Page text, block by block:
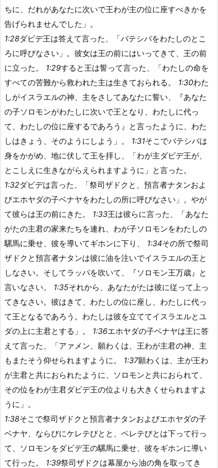
ちに、だれがあなたに次いで王わが主の位に座すべきかを
告げられませんでした」。
1:28ダビデ王は答えて言った、「バテシバをわたしのとこ
ろに呼びなさい」。彼女は王の前にはいってきて、王の前
に立った。 1:29すると王は誓って言った、「わたしの命を
すべての苦難から救われた主は生きておられる。 1:30わた
しがイスラエルの神、主をさしてあなたに誓い、『あなた
の子ソロモンがわたしに次いで王となり、わたしに代っ
て、わたしの位に座するであろう』と言ったように、わた
しはきょう、そのようにしよう」。 1:31そこでバテシバは
身をかがめ、地に伏して王を拝し、「わが主ダビデ王が、
とこしえに生きながらえられますように」と言った。
1:32ダビデは言った、「祭司ザドクと、預言者ナタンおよ
びエホヤダの子ベナヤをわたしの所に呼びなさい」。やが
て彼らは王の前にきた。 1:33王は彼らに言った、「あなた
がたの主君の家来たちを連れ、わが子ソロモンをわたしの
騾馬に乗せ、彼を導いてギホンに下り、 1:34その所で祭司
ザドクと預言者ナタンは彼に油を注いでイスラエルの王と
しなさい。そしてラッパを吹いて、『ソロモン王万歳』と
言いなさい。 1:35それから、あなたがたは彼に従って上っ
てきなさい。彼はきて、わたしの位に座し、わたしに代っ
て王となるであろう。わたしは彼を立ててイスラエルとユ
ダの上に主君とする」。 1:36エホヤダの子ベナヤは王に答
えて言った、「アァメン、願わくは、王わが主君の神、主
もまたそう仰せられますように。 1:37願わくは、主が王わ
が主君と共におられたように、ソロモンと共におられて、
その位をわが主君ダビデ王の位よりも大きくせられますよ
うに」。
1:38そこで祭司ザドクと預言者ナタンおよびエホヤダの子
ベナヤ、ならびにケレテびとと、ペレテびとは下って行っ
て、ソロモンをダビデ王の騾馬に乗せ、彼をギホンに導い
て行った。 1:39祭司ザドクは幕屋から油の角を取ってき